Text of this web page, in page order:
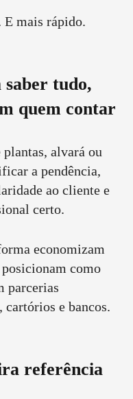
E mais rápido.
tudo,
quem contar
plantas, alvará ou
a pendência,
ao cliente e
certo.
economizam
como
parcerias
cartórios e bancos.
referência